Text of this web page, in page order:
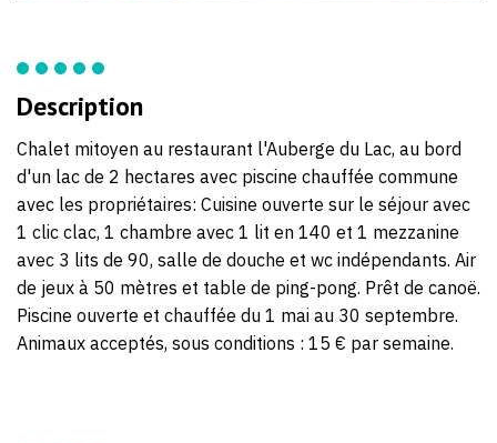
Description
Chalet mitoyen au restaurant l'Auberge du Lac, au bord
d'un lac de 2 hectares avec piscine chauffée commune
avec les propriétaires: Cuisine ouverte sur le séjour avec
1 clic clac, 1 chambre avec 1 lit en 140 et 1 mezzanine
avec 3 lits de 90, salle de douche et wc indépendants. Air
de jeux à 50 mètres et table de ping-pong. Prêt de canoë.
Piscine ouverte et chauffée du 1 mai au 30 septembre.
Animaux acceptés, sous conditions : 15 € par semaine.